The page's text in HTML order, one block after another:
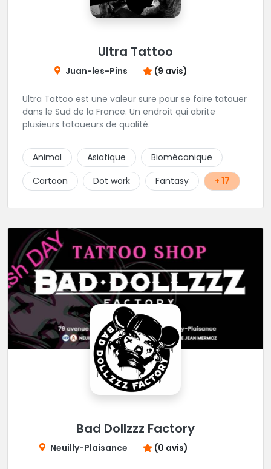
Ultra Tattoo
Juan-les-Pins (9 avis)
Ultra Tattoo est une valeur sure pour se faire tatouer
dans le Sud de la France. Un endroit qui abrite
plusieurs tatoueurs de qualité.
Animal Asiatique
Biomécanique
Cartoon
Dot work Fantasy + 17
Bad Dollzzz Factory
Neuilly-Plaisance (0 avis)